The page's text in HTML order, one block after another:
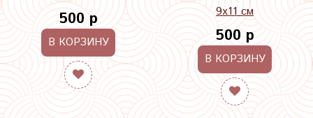
500 р
В КОРЗИНУ
9х11 см
500 р
В КОРЗИНУ